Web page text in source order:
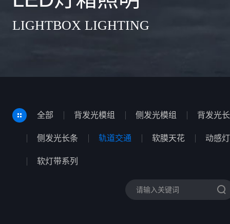
LIGHTBOX LIGHTING
全部 背发光模组 侧发光模组 背发光
侧发光长条 轨道交通 软膜天花 动感
软灯带系列